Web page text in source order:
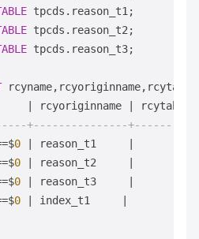
tpcds.reason_t1;
tpcds.reason_t2;
rcyoriginname
+---------------
=$0 reason_t1
=$0 reason_t2
=$0 reason_t3
=$0 index_t1